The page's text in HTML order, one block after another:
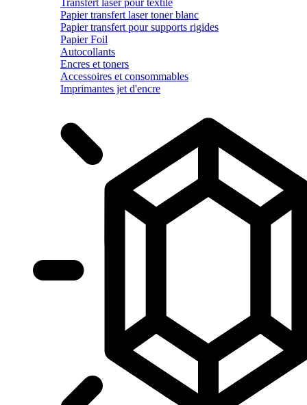
Papier transfert laser toner blanc
Papier transfert pour supports rigides
Papier Foil
Autocollants
Encres et toners
Accessoires et consommables
Imprimantes jet d'encre